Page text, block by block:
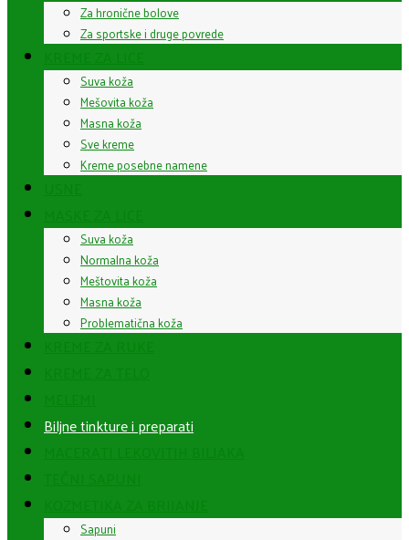
Za hronične bolove
Za sportske i druge povrede
Suva koža
Mešovita koža
Masna koža
Sve kreme
Kreme posebne namene
Suva koža
Normalna koža
Meštovita koža
Masna koža
Problematična koža
Biljne tinkture i preparati
Sapuni